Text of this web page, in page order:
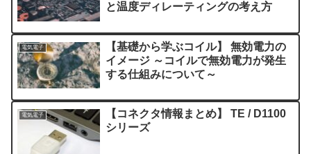
と温度ディレーティングの考え方
電気電子
【基礎から学ぶコイル】 無効電力の
イメージ ～コイルで無効電力が発生
する仕組みについて～
電気電子
【コネクタ情報まとめ】 TE / D1100
シリーズ